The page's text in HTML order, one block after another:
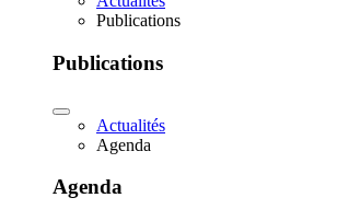
Publications
Publications
Actualités
Agenda
Agenda